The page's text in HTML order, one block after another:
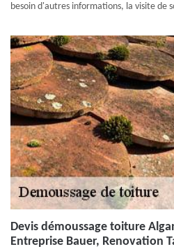
besoin d'autres informations, la visite de
Devis démoussage toiture
Entreprise Bauer, Renovation